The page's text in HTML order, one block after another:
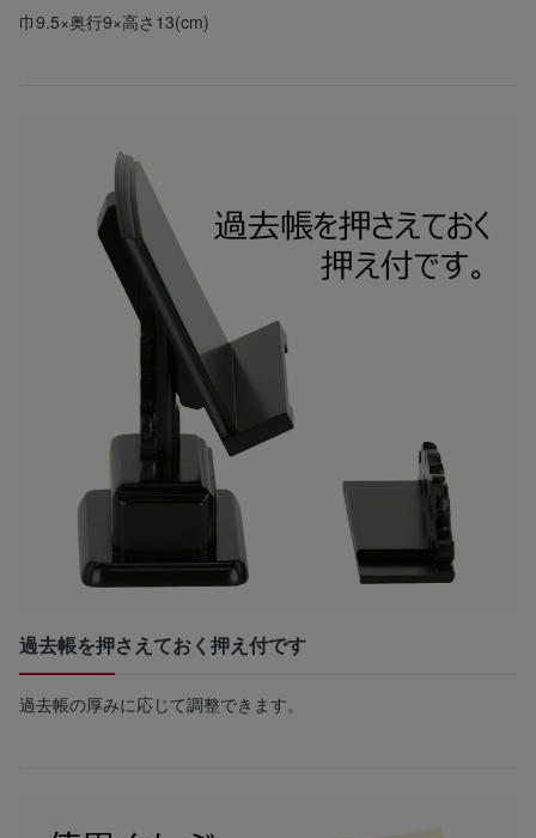
巾9.5×奥行9×高さ13(cm)
過去帳を押さえておく押え付です
過去帳の厚みに応じて調整できます。